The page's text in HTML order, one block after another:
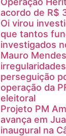
acordo de R$
Oi virou
que tantos
investigados
Mauro
perseguição
operação da
eleitoral
Projeto PM
avança em
inaugural na